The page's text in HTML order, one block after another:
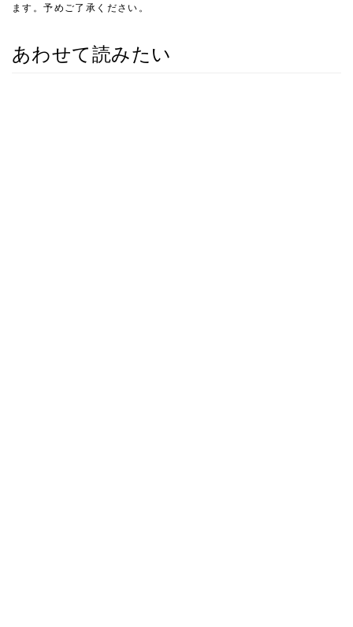
ます。予めご了承ください。
あわせて読みたい